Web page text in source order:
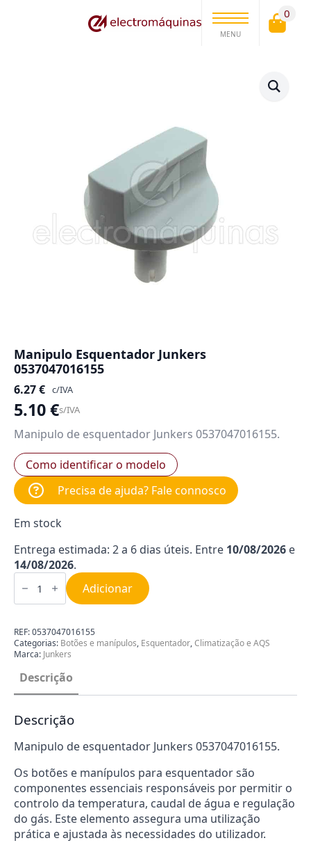
MENU
0
Manipulo Esquentador Junkers
0537047016155
6.27€ c/IVA
5.10€s/IVA
Manipulo de esquentador Junkers 0537047016155.
Como identificar o modelo
Precisa de ajuda? Fale connosco
Em stock
Entrega estimada: 2 a 6 dias úteis. Entre 10/08/2026 e
14/08/2026.
Quantidade
de
Esquentador
0537047016155
Adicionar
REF:0537047016155
Categorias: Botões e manípulos, Esquentador,Climatização e AQS
Marca: Junkers
Descrição
Descrição
Manipulo de esquentador Junkers 0537047016155.
Os botões e manípulos para esquentador são
componentes essenciais responsáveis por permitir o
controlo da temperatura, caudal de água e regulação
do gás. Este elemento assegura uma utilização
prática e ajustada às necessidades do utilizador.